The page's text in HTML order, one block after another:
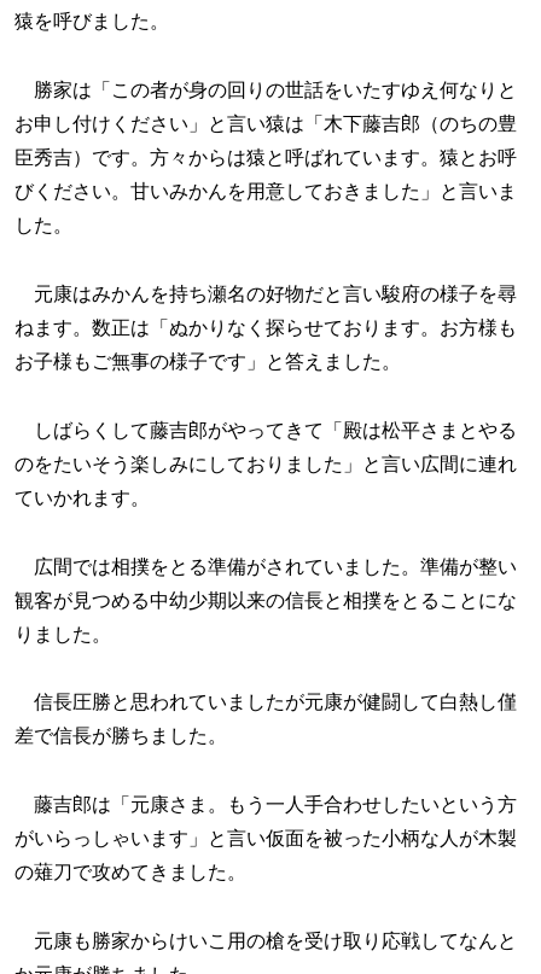
猿を呼びました。
勝家は「この者が身の回りの世話をいたすゆえ何なりと
お申し付けください」と言い猿は「木下藤吉郎（のちの豊
臣秀吉）です。方々からは猿と呼ばれています。猿とお呼
びください。甘いみかんを用意しておきました」と言いま
した。
元康はみかんを持ち瀬名の好物だと言い駿府の様子を尋
ねます。数正は「ぬかりなく探らせております。お方様も
お子様もご無事の様子です」と答えました。
しばらくして藤吉郎がやってきて「殿は松平さまとやる
のをたいそう楽しみにしておりました」と言い広間に連れ
ていかれます。
広間では相撲をとる準備がされていました。準備が整い
観客が見つめる中幼少期以来の信長と相撲をとることにな
りました。
信長圧勝と思われていましたが元康が健闘して白熱し僅
差で信長が勝ちました。
藤吉郎は「元康さま。もう一人手合わせしたいという方
がいらっしゃいます」と言い仮面を被った小柄な人が木製
の薙刀で攻めてきました。
元康も勝家からけいこ用の槍を受け取り応戦してなんと